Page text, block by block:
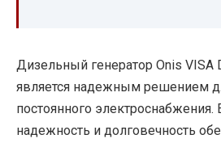
Дизельный генератор Onis VISA
является надежным решением
постоянного электроснабжения.
надежность и долговечность